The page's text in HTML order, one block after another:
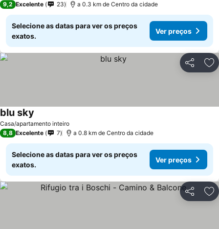
9,2 Excelente 23 a 0.3 km de Centro da cidade
Selecione as datas para ver os preços
exatos.
Ver preços
Partilhar
Casa/apartamento inteiro
blu sky
8,8 Excelente 7 a 0.8 km de Centro da cidade
Selecione as datas para ver os preços
exatos.
Ver preços
Partilhar